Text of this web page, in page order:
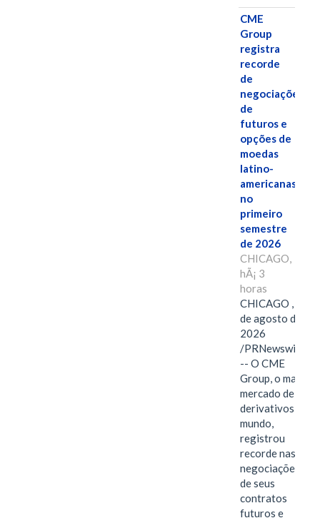
CME
Group
registra
recorde
de
negociações
de
futuros e
opções de
moedas
latino-
americanas
no
primeiro
semestre
de 2026
CHICAGO,
hÃ¡ 3
horas
CHICAGO , 6
de agosto de
2026
/PRNewswire/
-- O CME
Group, o maior
mercado de
derivativos do
mundo,
registrou
recorde nas
negociações
de seus
contratos
futuros e